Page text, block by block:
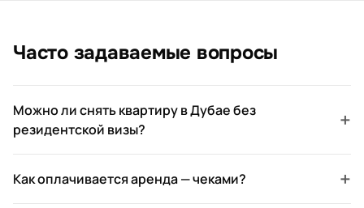
Часто задаваемые вопросы
Можно ли снять квартиру в Дубае без
резидентской визы?
+
Как оплачивается аренда — чеками? +